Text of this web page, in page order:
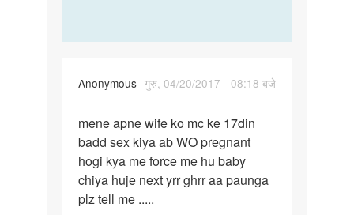
Anonymous गुरु, 04/20/2017 - 08:18 बजे
mene
apne
wife
ko
mc
mene apne wife ko mc ke 17din
badd sex kiya ab WO pregnant
hogi kya me force me hu baby
chiya huje next yrr ghrr aa paunga
plz tell me .....